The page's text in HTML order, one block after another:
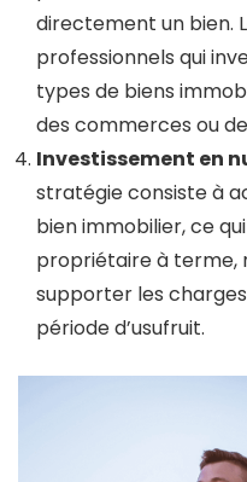
directement un bien.
professionnels qui
types de biens
des commerces ou
Investissement en
stratégie consiste à
bien immobilier, ce
propriétaire à terme,
supporter les
période d’usufruit.